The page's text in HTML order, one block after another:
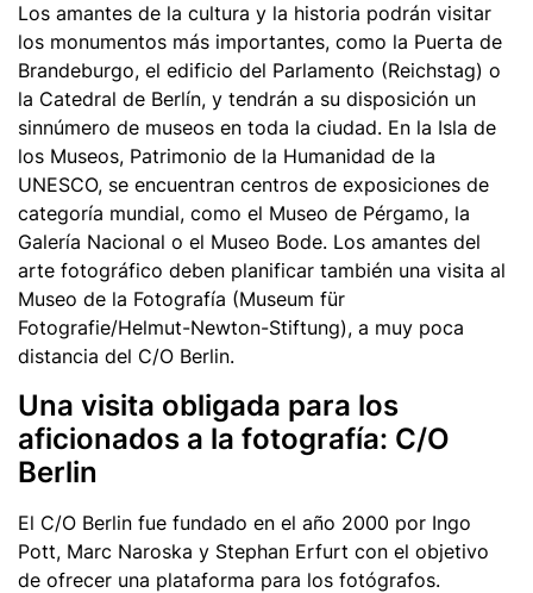
Los amantes de la cultura y la historia podrán visitar
los monumentos más importantes, como la Puerta de
Brandeburgo, el edificio del Parlamento (Reichstag) o
la Catedral de Berlín, y tendrán a su disposición un
sinnúmero de museos en toda la ciudad. En la Isla de
los Museos, Patrimonio de la Humanidad de la
UNESCO, se encuentran centros de exposiciones de
categoría mundial, como el Museo de Pérgamo, la
Galería Nacional o el Museo Bode. Los amantes del
arte fotográfico deben planificar también una visita al
Museo de la Fotografía (Museum für
Fotografie/Helmut-Newton-Stiftung), a muy poca
distancia del C/O Berlin.
Una visita obligada para los
aficionados a la fotografía: C/O
Berlin
El C/O Berlin fue fundado en el año 2000 por Ingo
Pott, Marc Naroska y Stephan Erfurt con el objetivo
de ofrecer una plataforma para los fotógrafos.